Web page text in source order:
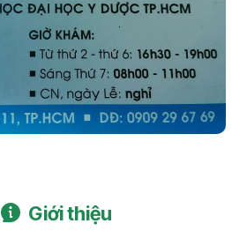
Giới thiệu